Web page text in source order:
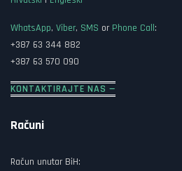
WhatsApp, Viber, SMS or Phone Call:
+387 63 344 882
+387 63 570 090
KONTAKTIRAJTE NAS —
Računi
Račun unutar BiH: